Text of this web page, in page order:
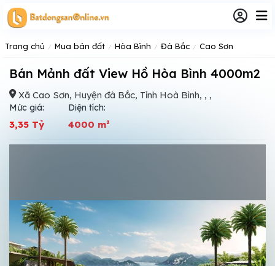
Trang chủ Mua bán đất Hòa Bình Đà Bắc Cao Sơn
Bán Mảnh đất View Hồ Hòa Bình 4000m2
Xã Cao Sơn, Huyện đà Bắc, Tỉnh Hoà Bình, , ,
Mức giá:
3,35 Tỷ
Diện tích:
4000 m²